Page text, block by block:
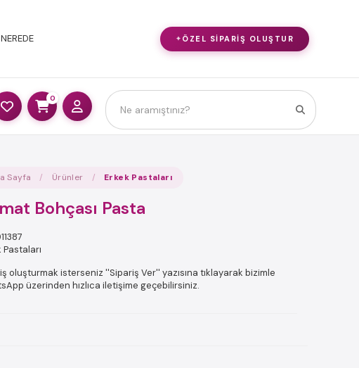
ÖZEL SIPARIŞ OLUŞTUR
0
Sayfa Ürünler Erkek Pastaları
Bohçası Pasta
Pastaları
oluşturmak isterseniz ''Sipariş Ver'' yazısına tıklayarak bizimle
üzerinden hızlıca iletişime geçebilirsiniz.